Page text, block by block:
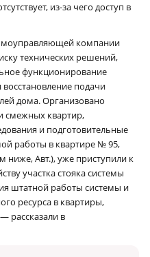
из-за чего доступ в
компании
технических решений,
функционирование
подачи
дома. Организовано
смежных квартир,
и подготовительные
работы в квартире № 95,
ниже, Авт.), уже приступили к
участка стояка системы
штатной работы системы и
ресурса в квартиры,
рассказали в